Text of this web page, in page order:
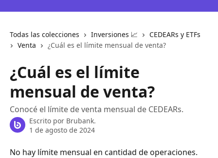
Todas las colecciones Inversiones 📈
CEDEARs y ETFs
Venta
¿Cuál es el límite mensual de venta?
¿Cuál es el límite
mensual de venta?
Conocé el límite de venta mensual de CEDEARs.
Escrito por Brubank.
1 de agosto de 2024
No hay límite mensual en cantidad de operaciones.